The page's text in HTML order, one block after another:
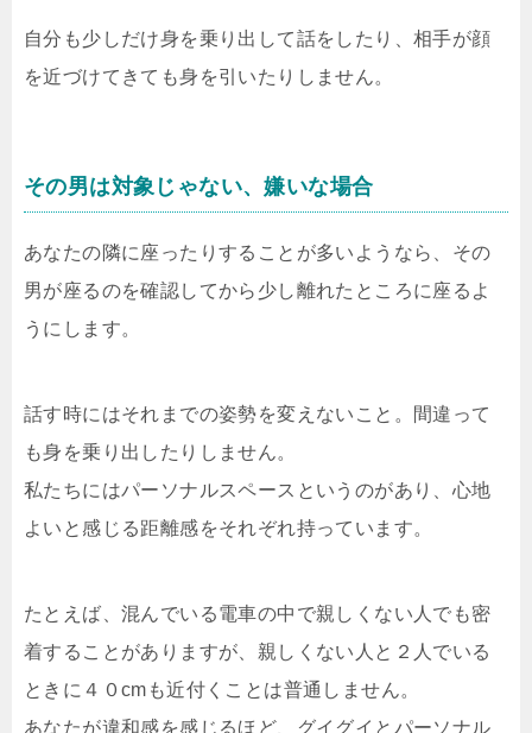
自分も少しだけ身を乗り出して話をしたり、相手が顔
を近づけてきても身を引いたりしません。
その男は対象じゃない、嫌いな場合
あなたの隣に座ったりすることが多いようなら、その
男が座るのを確認してから少し離れたところに座るよ
うにします。
話す時にはそれまでの姿勢を変えないこと。間違って
も身を乗り出したりしません。
私たちにはパーソナルスペースというのがあり、心地
よいと感じる距離感をそれぞれ持っています。
たとえば、混んでいる電車の中で親しくない人でも密
着することがありますが、親しくない人と２人でいる
ときに４０cmも近付くことは普通しません。
あなたが違和感を感じるほど、グイグイとパーソナル